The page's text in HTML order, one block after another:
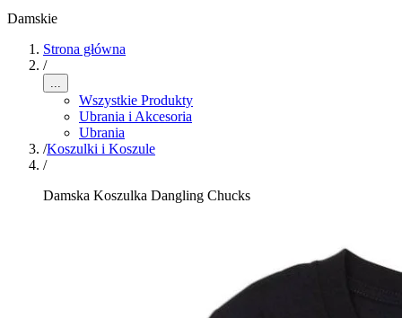
Damskie
Strona główna
/
...
Wszystkie Produkty
Ubrania i Akcesoria
Ubrania
/Koszulki i Koszule
/
Damska Koszulka Dangling Chucks